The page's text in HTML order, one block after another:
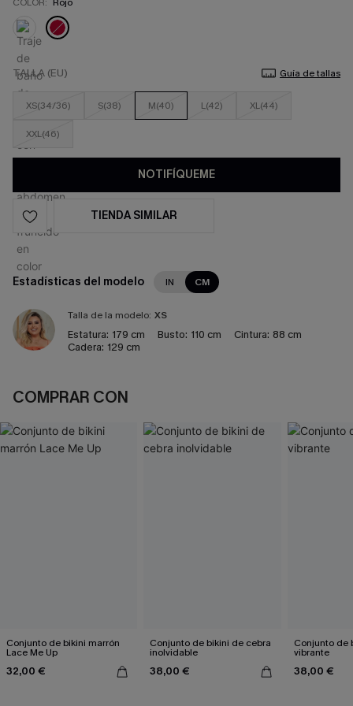
TALLA (EU) Guía de tallas
XS(34/36) S(38) M(40) L(42) XL(44)
XXL(46)
NOTIFÍQUEME
TIENDA SIMILAR
Estadísticas del modelo IN CM
Talla de la modelo: XS
Estatura: 179 cm Busto: 110 cm Cintura: 88 cm
Cadera: 129 cm
COMPRAR CON
Conjunto de bikini marrón
Lace Me Up
32,00 €
Conjunto de bikini de cebra
inolvidable
38,00 €
Conjunto de
vibrante
38,00 €